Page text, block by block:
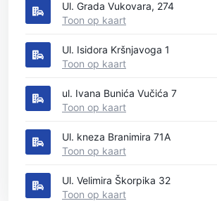
Ul. Grada Vukovara, 274
Toon op kaart
Ul. Isidora Kršnjavoga 1
Toon op kaart
ul. Ivana Bunića Vučića 7
Toon op kaart
Ul. kneza Branimira 71A
Toon op kaart
Ul. Velimira Škorpika 32
Toon op kaart